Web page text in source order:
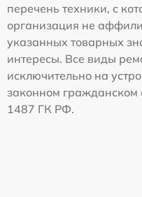
перечень техники, с
организация не
указанных товарных
интересы. Все виды
исключительно на
законном гражданском
1487 ГК РФ.